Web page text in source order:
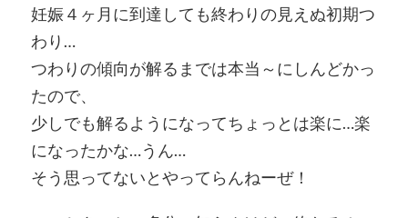
妊娠４ヶ月に到達しても終わりの見えぬ初期つ
わり…
つわりの傾向が解るまでは本当～にしんどかっ
たので、
少しでも解るようになってちょっとは楽に…楽
になったかな…うん…
そう思ってないとやってらんねーぜ！